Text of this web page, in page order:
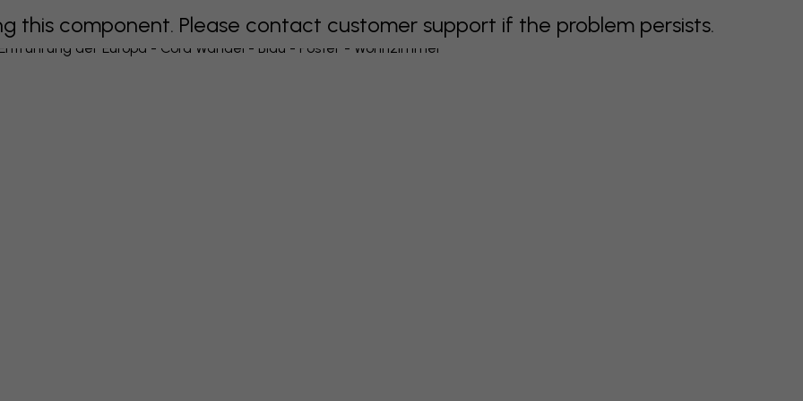
this component. Please contact customer support if the problem persists.